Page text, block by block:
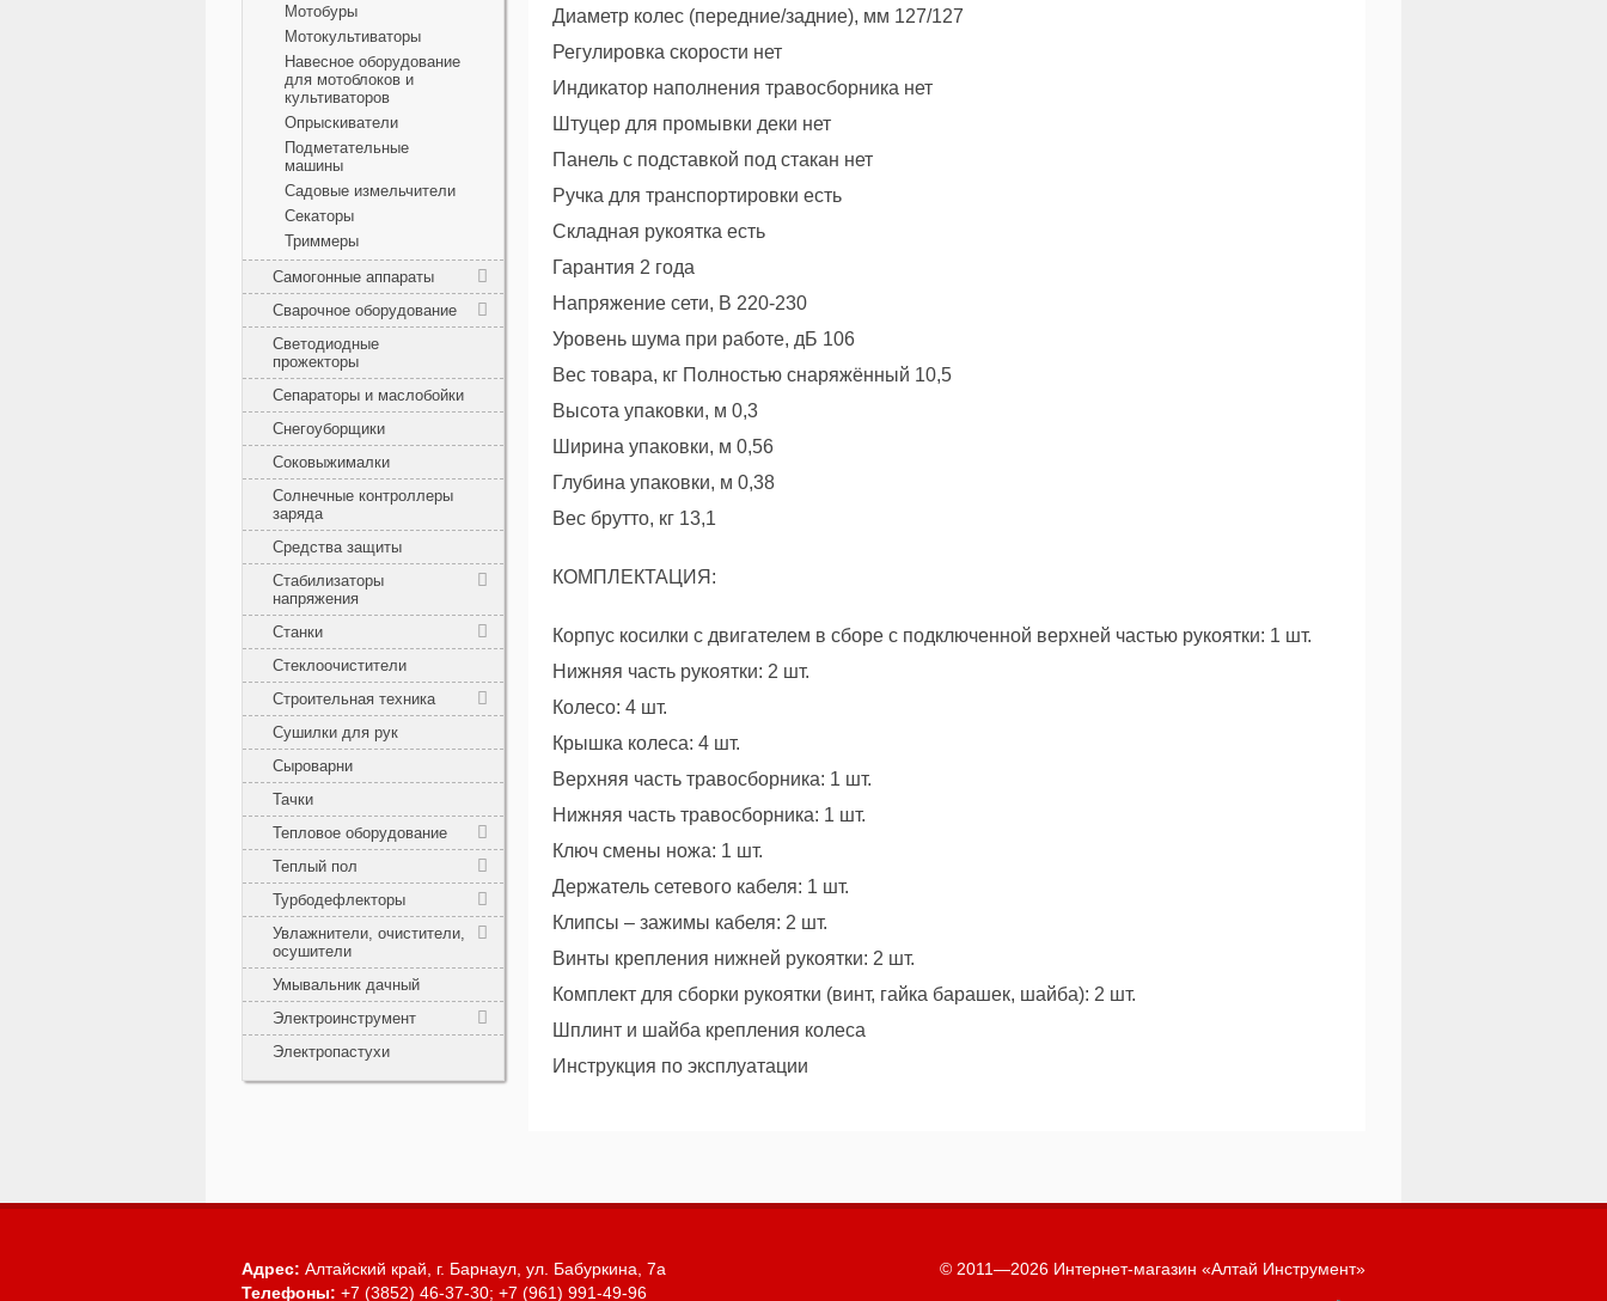
Мотобуры
Мотокультиваторы
Навесное оборудование
для мотоблоков и
культиваторов
Опрыскиватели
Подметательные
машины
Садовые измельчители
Секаторы
Триммеры
Самогонные аппараты
Сварочное оборудование
Светодиодные
прожекторы
Сепараторы и маслобойки
Снегоуборщики
Соковыжималки
Солнечные контроллеры
заряда
Средства защиты
Стабилизаторы
напряжения
Станки
Стеклоочистители
Строительная техника
Сушилки для рук
Сыроварни
Тачки
Тепловое оборудование
Теплый пол
Турбодефлекторы
Увлажнители, очистители,
осушители
Умывальник дачный
Электроинструмент
Электропастухи
Диаметр колес (передние/задние), мм 127/127
Регулировка скорости нет
Индикатор наполнения травосборника нет
Штуцер для промывки деки нет
Панель с подставкой под стакан нет
Ручка для транспортировки есть
Складная рукоятка есть
Гарантия 2 года
Напряжение сети, В 220-230
Уровень шума при работе, дБ 106
Вес товара, кг Полностью снаряжённый 10,5
Высота упаковки, м 0,3
Ширина упаковки, м 0,56
Глубина упаковки, м 0,38
Вес брутто, кг 13,1
КОМПЛЕКТАЦИЯ:
Корпус косилки с двигателем в сборе с подключенной верхней частью рукоятки: 1 шт.
Нижняя часть рукоятки: 2 шт.
Колесо: 4 шт.
Крышка колеса: 4 шт.
Верхняя часть травосборника: 1 шт.
Нижняя часть травосборника: 1 шт.
Ключ смены ножа: 1 шт.
Держатель сетевого кабеля: 1 шт.
Клипсы – зажимы кабеля: 2 шт.
Винты крепления нижней рукоятки: 2 шт.
Комплект для сборки рукоятки (винт, гайка барашек, шайба): 2 шт.
Шплинт и шайба крепления колеса
Инструкция по эксплуатации
Адрес: Алтайский край, г. Барнаул, ул. Бабуркина, 7а
Телефоны: +7 (3852) 46-37-30; +7 (961) 991-49-96
© 2011—2026 Интернет-магазин «Алтай Инструмент»